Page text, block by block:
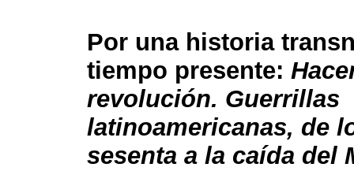
Por una historia
tiempo presente:
revolución. Guerrillas
latinoamericanas, de
sesenta a la caída del